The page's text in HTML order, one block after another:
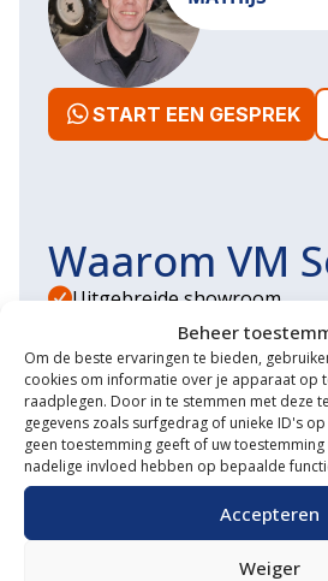
Beheer
Om de beste ervaringen te bieden,
cookies om informatie over je apparaat op
raadplegen. Door in te stemmen met deze
gegevens zoals surfgedrag of unieke ID's
geen toestemming geeft of uw
nadelige invloed hebben op bepaalde
Accepteren
Weiger
START EEN GESPREK
Waarom VM
Uitgebreide showroom
Eigen transportservice
Gespecialiseerde werkplaats
Diverse
Grote voorraad
Grootste in kleine tractoren